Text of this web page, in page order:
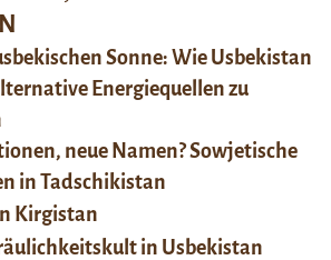
Sonne: Wie Usbekistan
Energiequellen zu
neue Namen? Sowjetische
in Tadschikistan
Kirgistan
in Usbekistan